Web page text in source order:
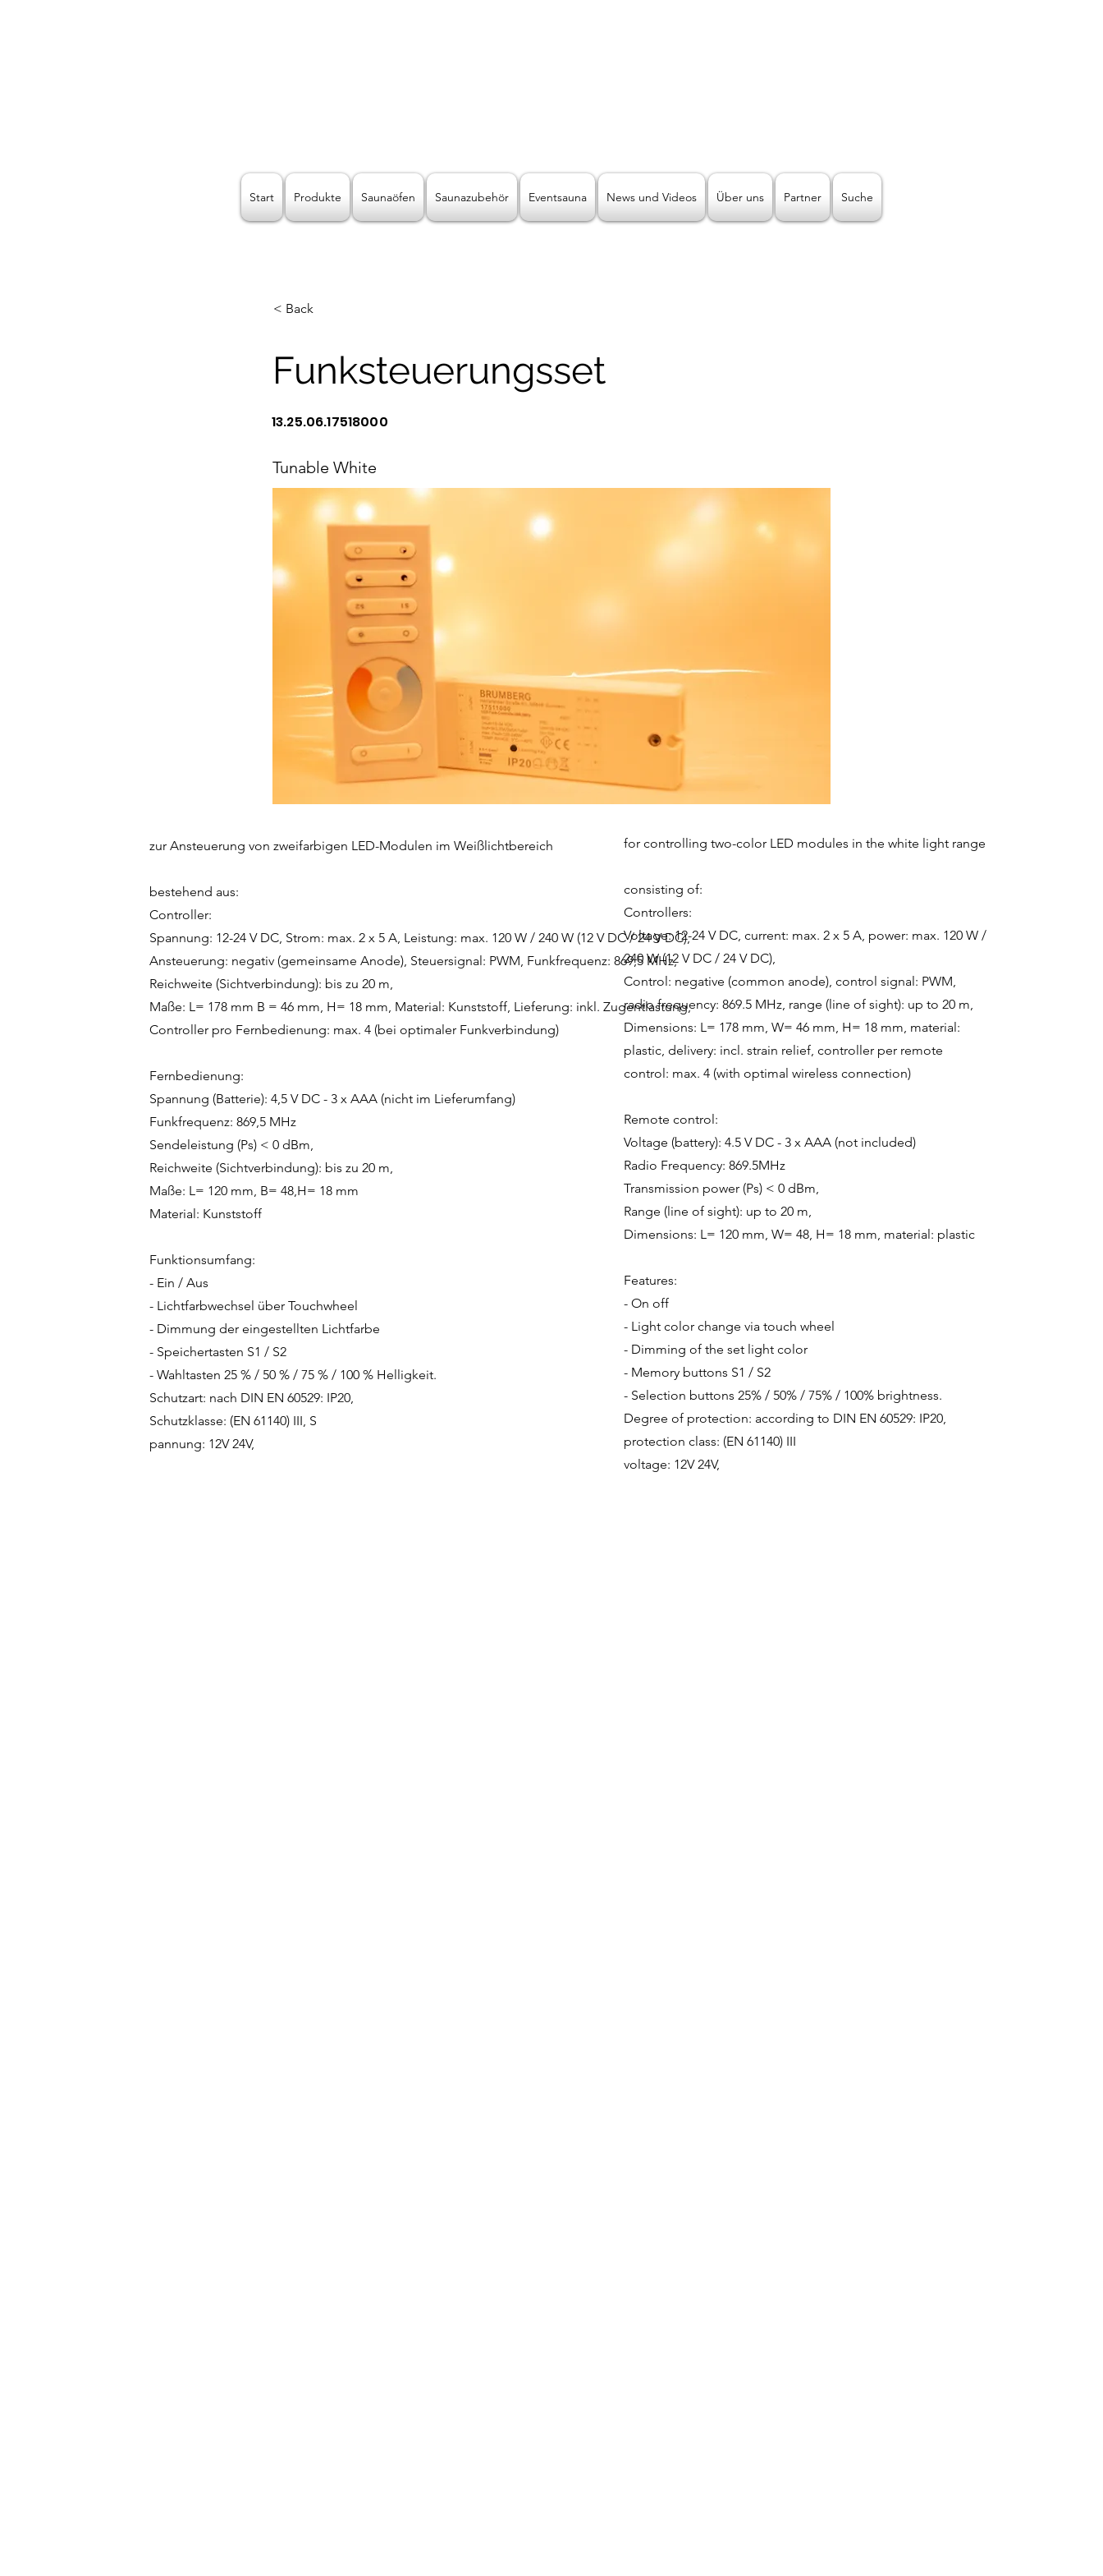
Start Produkte Saunaöfen Saunazubehör Eventsauna News und Videos Über uns Partner Suche
< Back
Funksteuerungsset
13.25.06.17518000
Tunable White
zur Ansteuerung von zweifarbigen LED-Modulen im Weißlichtbereich
bestehend aus:
Controller:
Spannung: 12-24 V DC, Strom: max. 2 x 5 A, Leistung: max. 120 W / 240 W (12 V DC / 24 V DC),
Ansteuerung: negativ (gemeinsame Anode), Steuersignal: PWM, Funkfrequenz: 869,5 MHz,
Reichweite (Sichtverbindung): bis zu 20 m,
Maße: L= 178 mm B = 46 mm, H= 18 mm, Material: Kunststoff, Lieferung: inkl. Zugentlastung,
Controller pro Fernbedienung: max. 4 (bei optimaler Funkverbindung)
Fernbedienung:
Spannung (Batterie): 4,5 V DC - 3 x AAA (nicht im Lieferumfang)
Funkfrequenz: 869,5 MHz
Sendeleistung (Ps) < 0 dBm,
Reichweite (Sichtverbindung): bis zu 20 m,
Maße: L= 120 mm, B= 48,H= 18 mm
Material: Kunststoff
Funktionsumfang:
- Ein / Aus
- Lichtfarbwechsel über Touchwheel
- Dimmung der eingestellten Lichtfarbe
- Speichertasten S1 / S2
- Wahltasten 25 % / 50 % / 75 % / 100 % Helligkeit.
Schutzart: nach DIN EN 60529: IP20,
Schutzklasse: (EN 61140) III, S
pannung: 12V 24V,
for controlling two-color LED modules in the white light range
consisting of:
Controllers:
Voltage: 12-24 V DC, current: max. 2 x 5 A, power: max. 120 W /
240 W (12 V DC / 24 V DC),
Control: negative (common anode), control signal: PWM,
radio frequency: 869.5 MHz, range (line of sight): up to 20 m,
Dimensions: L= 178 mm, W= 46 mm, H= 18 mm, material:
plastic, delivery: incl. strain relief, controller per remote
control: max. 4 (with optimal wireless connection)
Remote control:
Voltage (battery): 4.5 V DC - 3 x AAA (not included)
Radio Frequency: 869.5MHz
Transmission power (Ps) < 0 dBm,
Range (line of sight): up to 20 m,
Dimensions: L= 120 mm, W= 48, H= 18 mm, material: plastic
Features:
- On off
- Light color change via touch wheel
- Dimming of the set light color
- Memory buttons S1 / S2
- Selection buttons 25% / 50% / 75% / 100% brightness.
Degree of protection: according to DIN EN 60529: IP20,
protection class: (EN 61140) III
voltage: 12V 24V,